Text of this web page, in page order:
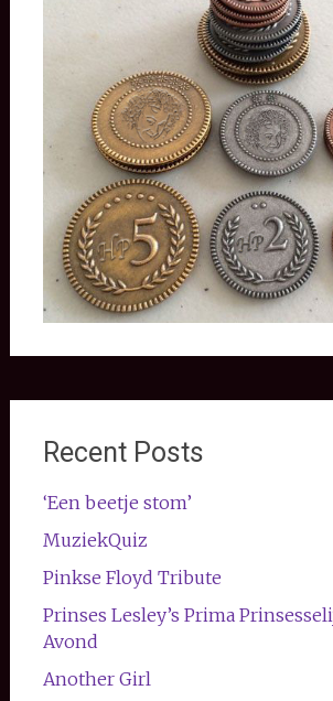
Recent Posts
‘Een beetje stom’
MuziekQuiz
Pinkse Floyd Tribute
Prinses Lesley’s Prima
Avond
Another Girl